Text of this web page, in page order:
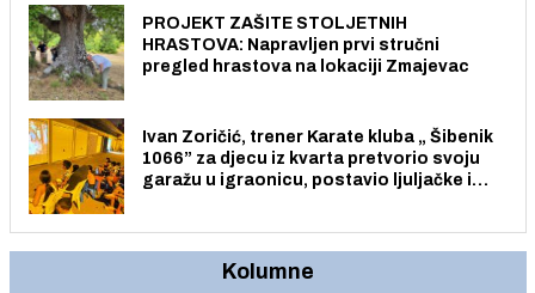
PROJEKT ZAŠITE STOLJETNIH
HRASTOVA: Napravljen prvi stručni
pregled hrastova na lokaciji Zmajevac
Ivan Zoričić, trener Karate kluba „ Šibenik
1066” za djecu iz kvarta pretvorio svoju
garažu u igraonicu, postavio ljuljačke i
Kolumne